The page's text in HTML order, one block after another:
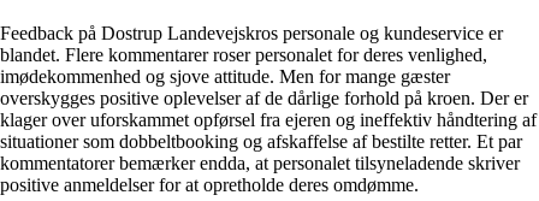
Feedback på Dostrup Landevejskros personale og kundeservice er
blandet. Flere kommentarer roser personalet for deres venlighed,
imødekommenhed og sjove attitude. Men for mange gæster
overskygges positive oplevelser af de dårlige forhold på kroen. Der er
klager over uforskammet opførsel fra ejeren og ineffektiv håndtering af
situationer som dobbeltbooking og afskaffelse af bestilte retter. Et par
kommentatorer bemærker endda, at personalet tilsyneladende skriver
positive anmeldelser for at opretholde deres omdømme.